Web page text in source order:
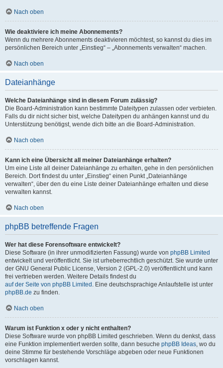
Nach oben
Wie deaktiviere ich meine Abonnements?
Wenn du mehrere Abonnements deaktivieren möchtest, so kannst du dies im
persönlichen Bereich unter „Einstieg“ – „Abonnements verwalten“ machen.
Nach oben
Dateianhänge
Welche Dateianhänge sind in diesem Forum zulässig?
Die Board-Administration kann bestimmte Dateitypen zulassen oder verbieten.
Falls du dir nicht sicher bist, welche Dateitypen du anhängen kannst und du
Unterstützung benötigst, wende dich bitte an die Board-Administration.
Nach oben
Kann ich eine Übersicht all meiner Dateianhänge erhalten?
Um eine Liste all deiner Dateianhänge zu erhalten, gehe in den persönlichen
Bereich. Dort findest du unter „Einstieg“ einen Punkt „Dateianhänge
verwalten“, über den du eine Liste deiner Dateianhänge erhalten und diese
verwalten kannst.
Nach oben
phpBB betreffende Fragen
Wer hat diese Forensoftware entwickelt?
Diese Software (in ihrer unmodifizierten Fassung) wurde von phpBB Limited
entwickelt und veröffentlicht. Sie ist urheberrechtlich geschützt. Sie wurde unter
der GNU General Public License, Version 2 (GPL-2.0) veröffentlicht und kann
frei vertrieben werden. Weitere Details findest du
auf der Seite von phpBB Limited . Eine deutschsprachige Anlaufstelle ist unter
phpBB.de zu finden.
Nach oben
Warum ist Funktion x oder y nicht enthalten?
Diese Software wurde von phpBB Limited geschrieben. Wenn du denkst, dass
eine Funktion implementiert werden sollte, dann besuche phpBB Ideas, wo du
deine Stimme für bestehende Vorschläge abgeben oder neue Funktionen
vorschlagen kannst.